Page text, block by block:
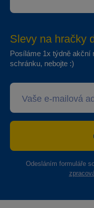
Slevy na hračky
Posíláme 1x týdně akční
schránku, nebojte :)
Odesláním formuláře